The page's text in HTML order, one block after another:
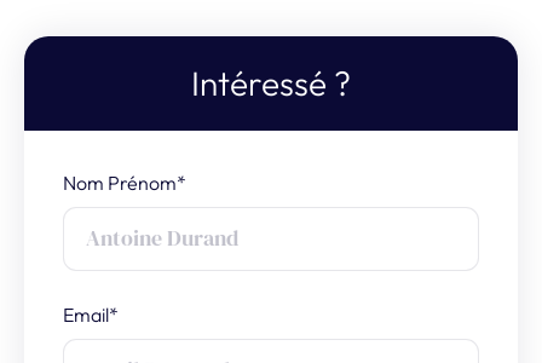
Intéressé ?
Nom Prénom*
Email*